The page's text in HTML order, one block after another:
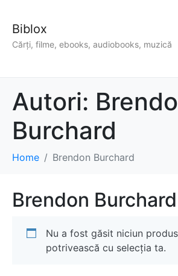
Biblox
Cărți, filme, ebooks, audiobooks, muzică
Autori:
Burchard
Home Brendon Burchard
Brendon Burchard
Nu a fost găsit niciun
potrivească cu selecția ta.